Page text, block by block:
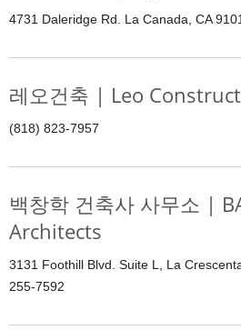
4731 Daleridge Rd. La Canada, CA
레오건축 | Leo
(818) 823-7957
백창학 건축사 사무소 |
Architects
3131 Foothill Blvd. Suite L, La
255-7592